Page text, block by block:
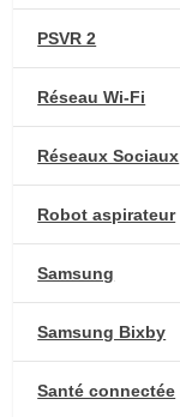
PSVR 2
Réseau Wi-Fi
Réseaux Sociaux
Robot aspirateur
Samsung
Samsung Bixby
Santé connectée